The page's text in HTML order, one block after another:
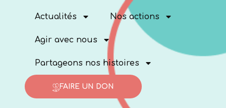
Actualités Nos actions
Agir avec nous
Partageons nos histoires
FAIRE UN DON